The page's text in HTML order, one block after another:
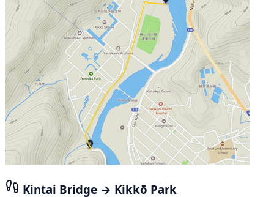
Kintai Bridge → Kikkō Park